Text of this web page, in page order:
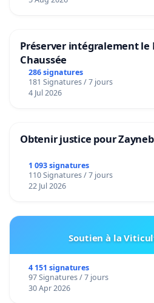
Préserver intégralement le
Chaussée
286 signatures
181 Signatures / 7 jours
4 Jul 2026
Obtenir justice pour
1 093 signatures
110 Signatures / 7 jours
22 Jul 2026
Soutien à la
4 151 signatures
97 Signatures / 7 jours
30 Apr 2026